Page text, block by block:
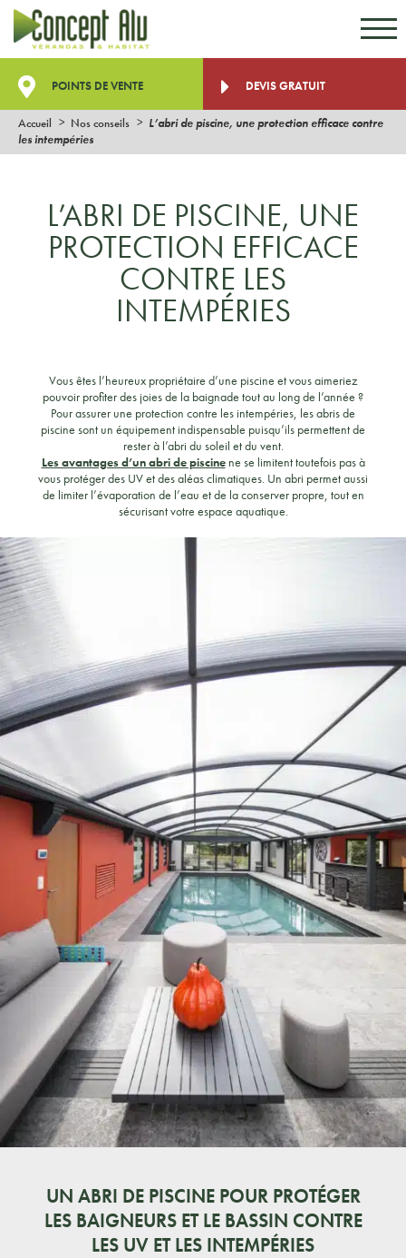
POINTS DE VENTE DEVIS GRATUIT
Accueil Nos conseils
L’abri de piscine, une protection efficace contre
les intempéries
L’ABRI DE PISCINE, UNE
PROTECTION EFFICACE
CONTRE LES
INTEMPÉRIES
Vous êtes l’heureux propriétaire d’une piscine et vous aimeriez
pouvoir profiter des joies de la baignade tout au long de l’année ?
Pour assurer une protection contre les intempéries, les abris de
piscine sont un équipement indispensable puisqu’ils permettent de
rester à l’abri du soleil et du vent.
Les avantages d’un abri de piscinene se limitent toutefois pas à
vous protéger des UV et des aléas climatiques. Un abri permet aussi
de limiter l’évaporation de l’eau et de la conserver propre, tout en
sécurisant votre espace aquatique.
UN ABRI DE PISCINE POUR PROTÉGER
LES BAIGNEURS ET LE BASSIN CONTRE
LES UV ET LES INTEMPÉRIES